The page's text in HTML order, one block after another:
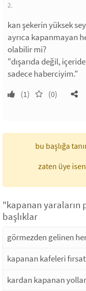
2.
kan şekerin yüksek
ayrıca kapanmayan
olabilir mi?
"dışarıda değil,
sadece haberciyim."
(1) (0)
bu başlığa
zaten üye
"kapanan yaraların
başlıklar
görmezden gelinen
kapanan kafeleri
kardan kapanan